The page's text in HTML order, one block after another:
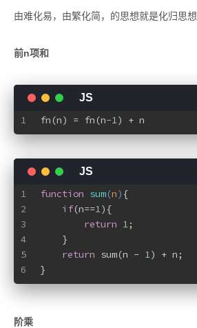
由难化易，由繁化简，的思想就是化归思想
前n项和
1 fn(n) = fn(n-1) + n
1
2
3
4
5
6
function sum(n) {
if(n==1){
return 1;
    }
return sum(n - 1) + n;
}
阶乘